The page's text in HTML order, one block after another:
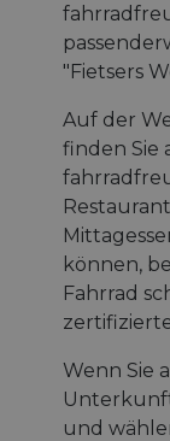
"Fietsers
Auf der
finden Sie
können,
Fahrrad
Wenn Sie
und